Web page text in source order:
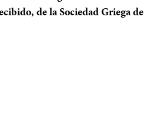
de la Sociedad Griega de